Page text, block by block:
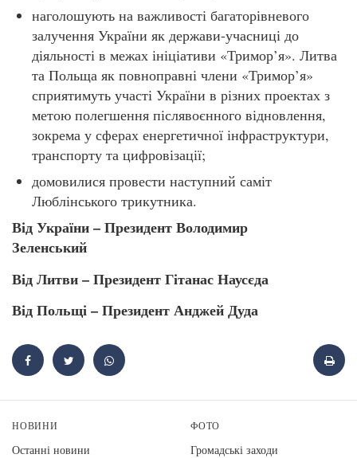
наголошують на важливості багаторівневого
залучення України як держави-учасниці до
діяльності в межах ініціативи «Тримор’я». Литва
та Польща як повноправні члени «Тримор’я»
сприятимуть участі України в різних проектах з
метою полегшення післявоєнного відновлення,
зокрема у сферах енергетичної інфраструктури,
транспорту та цифровізації;
домовилися провести наступний саміт
Люблінського трикутника.
Від України – Президент Володимир
Зеленський
Від Литви – Президент Гітанас Наусєда
Від Польщі – Президент Анджей Дуда
НОВИНИ
Останні новини
ФОТО
Громадські заходи